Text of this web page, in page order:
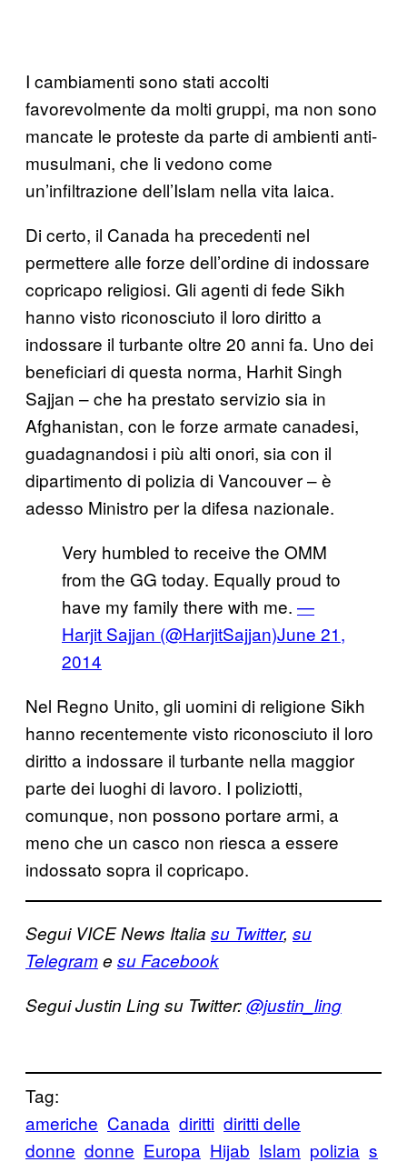
I cambiamenti sono stati accolti
favorevolmente da molti gruppi, ma non sono
mancate le proteste da parte di ambienti anti-
musulmani, che li vedono come
un’infiltrazione dell’Islam nella vita laica.
Di certo, il Canada ha precedenti nel
permettere alle forze dell’ordine di indossare
copricapo religiosi. Gli agenti di fede Sikh
hanno visto riconosciuto il loro diritto a
indossare il turbante oltre 20 anni fa. Uno dei
beneficiari di questa norma, Harhit Singh
Sajjan – che ha prestato servizio sia in
Afghanistan, con le forze armate canadesi,
guadagnandosi i più alti onori, sia con il
dipartimento di polizia di Vancouver – è
adesso Ministro per la difesa nazionale.
Very humbled to receive the OMM
from the GG today. Equally proud to
have my family there with me. —
Harjit Sajjan (@HarjitSajjan)June 21,
2014
Nel Regno Unito, gli uomini di religione Sikh
hanno recentemente visto riconosciuto il loro
diritto a indossare il turbante nella maggior
parte dei luoghi di lavoro. I poliziotti,
comunque, non possono portare armi, a
meno che un casco non riesca a essere
indossato sopra il copricapo.
Segui VICE News Italia su Twitter, su
Telegrame su Facebook
Segui Justin Ling su Twitter:@justin_ling
Tag:
americhe Canada diritti diritti delle
donne donne Europa Hijab Islam polizia s